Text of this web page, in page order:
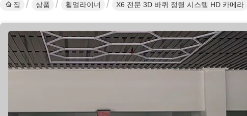
집 상품 휠얼라이너 X6 전문 3D 바퀴 정렬 시스템 HD 카메라